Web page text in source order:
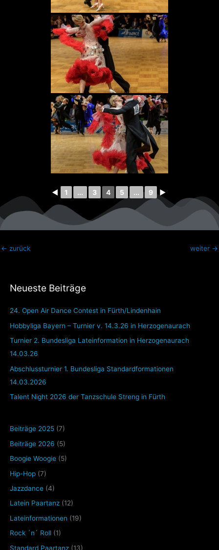
Neueste Beiträge
24. Open Air Dance Contest in Fürth/Lindenhain
Hobbyliga Bayern – Turnier v. 14.3.26 in Herzogenaurach
Turnier 2. Bundesliga Lateinformation in Herzogenaurach
14.03.26
Abschlussturnier 1. Bundesliga Standardformationen
14.03.2026
Talent Night 2026 der Tanzschule Streng in Fürth
Beiträge 2025 (7)
Beiträge 2026 (5)
Boogie Woogie (5)
Hip-Hop (7)
Jazzdance (4)
Latein Paartanz (12)
Lateinformationen (19)
Rock ´n´ Roll (1)
Standard Paartanz (13)
◄ 1 ... 3 4 5 ... 9 ►
← zurück weiter →